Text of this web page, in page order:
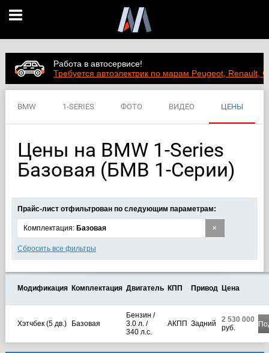
Работа в автосервисе!
Требуется автоэлектрик по марам Peugeot, Renault,
BMW 1-SERIES ФОТО ВИДЕО ЦЕНЫ
Цены на BMW 1-Series
Базовая (БМВ 1-Cерии)
Прайс-лист отфильтрован по следующим параметрам:
×
Комплектация: Базовая
Сбросить все фильтры
Модификация Комплектация Двигатель КПП Привод Цена
Хэтчбек (5 дв.) Базовая
Бензин /
3.0 л. /
340 л.с.
АКПП Задний
2 530 000
руб.